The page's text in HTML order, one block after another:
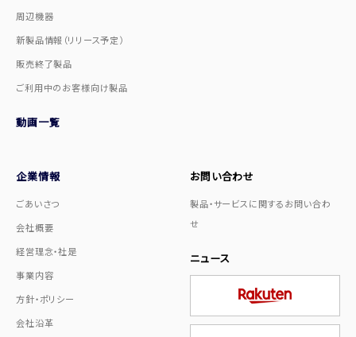
周辺機器
新製品情報（リリース予定）
販売終了製品
ご利用中のお客様向け製品
動画一覧
企業情報
ごあいさつ
会社概要
経営理念・社是
事業内容
方針・ポリシー
会社沿革
お問い合わせ
製品・サービスに関するお問い合わ
せ
ニュース